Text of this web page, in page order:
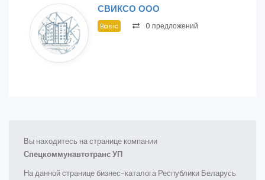
СВИКСО ООО
Basic 0 предложений
Вы находитесь на странице компании
Спецкоммунавтотранс УП
На данной странице бизнес-каталога Республики Беларусь